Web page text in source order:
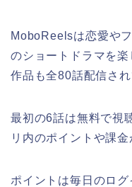
MoboReelsは恋愛や
のショートドラマを
作品も全80話配信され
最初の6話は無料で視
リ内のポイントや課金
ポイントは毎日のロ